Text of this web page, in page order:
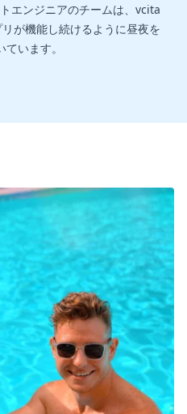
エンジニアのチームは、vcita
が機能し続けるように昼夜を
います。